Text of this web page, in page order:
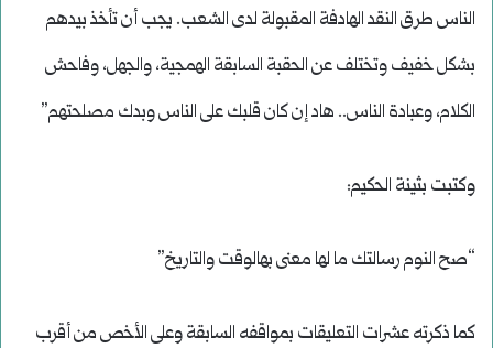
الناس طرق النقد الهادفة المقبولة لدى الشعب. يجب أن تأخذ بيدهم
بشكل خفيف وتختلف عن الحقبة السابقة الهمجية، والجهل، وفاحش
الكلام، وعبادة الناس.. هاد إن كان قلبك على الناس وبدك مصلحتهم”
وكتبت بثينة الحكيم:
“صح النوم رسالتك ما لها معنى بهالوقت والتاريخ”
كما ذكرته عشرات التعليقات بمواقفه السابقة وعلى الأخص من أقرب